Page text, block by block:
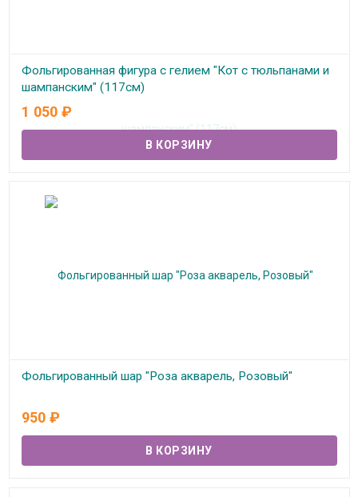
Фольгированная фигура с гелием "Кот с тюльпанами и
шампанским" (117см)
В наличии
1 050 ₽
Фольгированный шар "Роза акварель, Розовый"
950 ₽